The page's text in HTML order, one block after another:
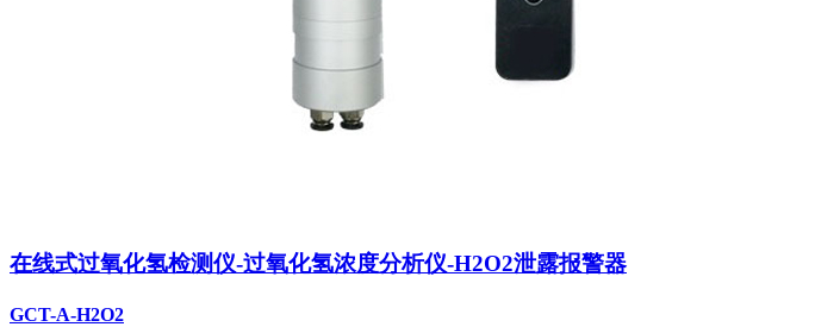
在线式过氧化氢检测仪-过氧化氢浓度分析仪-H2O2泄露报警器
GCT-A-H2O2